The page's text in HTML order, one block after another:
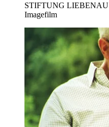
STIFTUNG LIEBENAU
Imagefilm